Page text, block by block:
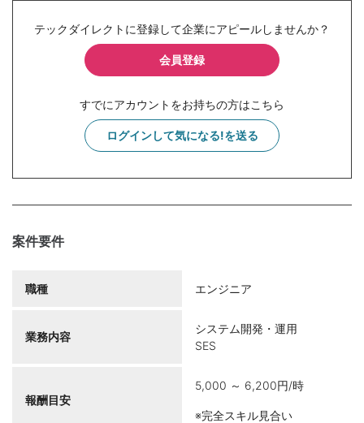
テックダイレクトに登録して企業にアピールしませんか？
会員登録
すでにアカウントをお持ちの方はこちら
ログインして気になる!を送る
案件要件
職種 エンジニア
業務内容
システム開発・運用
SES
報酬目安
5,000 ～ 6,200円/時
※完全スキル見合い